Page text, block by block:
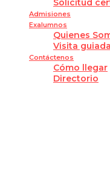
Solicitud
Admisiones
Exalumnos
Quienes
Visita
Contáctenos
Cómo llegar
Directorio